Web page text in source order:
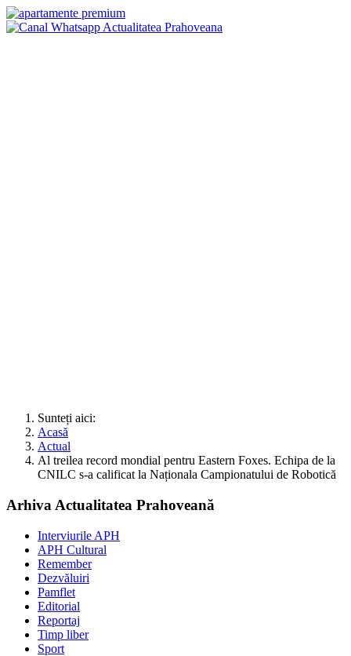
Sunteți aici:
Acasă
Actual
Al treilea record mondial pentru Eastern Foxes. Echipa de la
CNILC s-a calificat la Naționala Campionatului de Robotică
Arhiva Actualitatea Prahoveană
Interviurile APH
APH Cultural
Remember
Dezvăluiri
Pamflet
Editorial
Reportaj
Timp liber
Sport